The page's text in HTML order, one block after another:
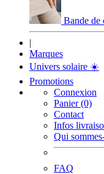
Bande de
|
Marques
Univers solaire ☀️
Promotions
Connexion
Panier (0)
Contact
Infos
Qui
FAQ